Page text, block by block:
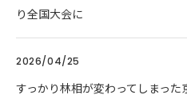
り全国大会に
2026/04/25
すっかり林相が変わってしまった